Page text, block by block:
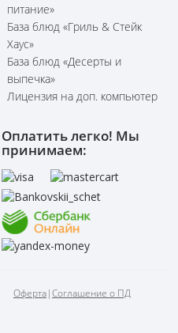
питание»
База блюд «Гриль & Стейк
Хаус»
База блюд «Десерты и
выпечка»
Лицензия на доп. компьютер
Оплатить легко! Мы
принимаем:
Оферта|Соглашение о ПД